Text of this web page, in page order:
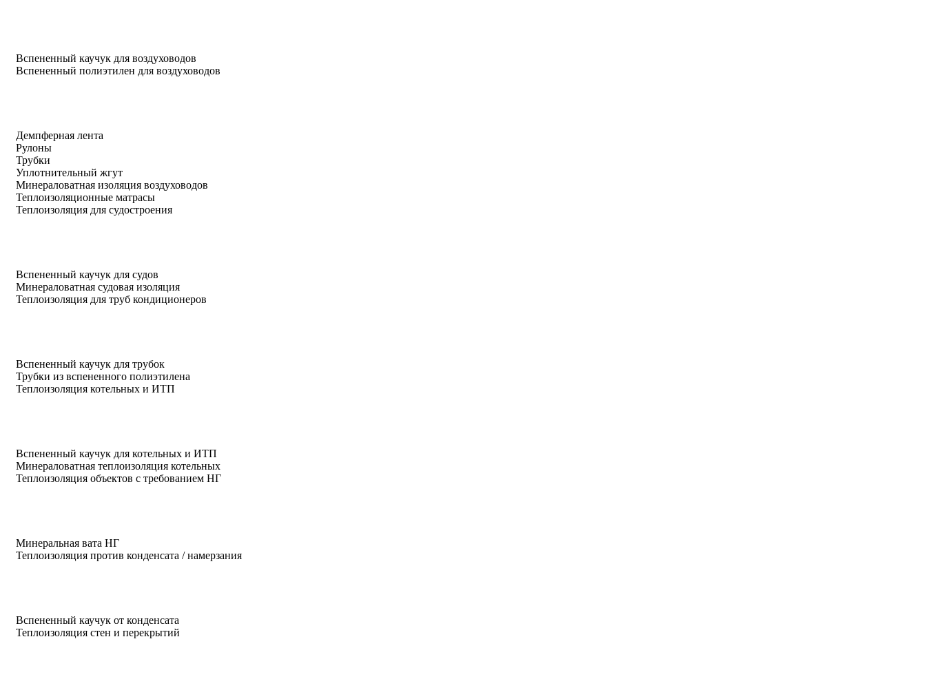
Вспененный каучук для воздуховодов
Вспененный полиэтилен для воздуховодов
Демпферная лента
Рулоны
Трубки
Уплотнительный жгут
Минераловатная изоляция воздуховодов
Теплоизоляционные матрасы
Теплоизоляция для судостроения
Вспененный каучук для судов
Минераловатная судовая изоляция
Теплоизоляция для труб кондиционеров
Вспененный каучук для трубок
Трубки из вспененного полиэтилена
Теплоизоляция котельных и ИТП
Вспененный каучук для котельных и ИТП
Минераловатная теплоизоляция котельных
Теплоизоляция объектов с требованием НГ
Минеральная вата НГ
Теплоизоляция против конденсата / намерзания
Вспененный каучук от конденсата
Теплоизоляция стен и перекрытий